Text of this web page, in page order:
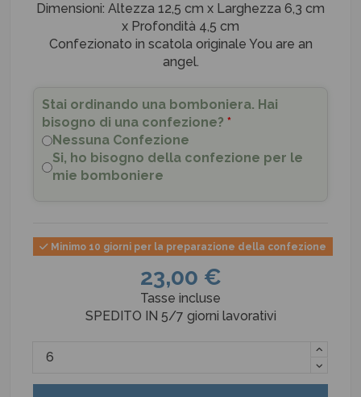
Dimensioni: Altezza 12,5 cm x Larghezza 6,3 cm
x Profondità 4,5 cm
Confezionato in scatola originale You are an
angel.
Stai ordinando una bomboniera. Hai
bisogno di una confezione? *
Nessuna Confezione
Si, ho bisogno della confezione per le
mie bomboniere
Minimo 10 giorni per la preparazione della confezione
23,00 €
Tasse incluse
SPEDITO IN 5/7 giorni lavorativi